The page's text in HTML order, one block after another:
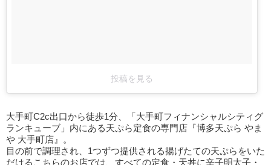
投稿を見る
大手町C2c出口から徒歩1分、「大手町フィナンシャルシティグ
ランキューブ」内にある天ぷら定食の専門店『博多天ぷら やま
や 大手町店』。
目の前で調理され、1つずつ提供される揚げたての天ぷらをいた
だけるこちらのお店では、すべての定食・天丼に辛子明太子・